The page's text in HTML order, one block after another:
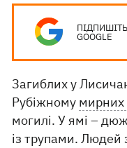
GOOGLE
Загиблих у
Рубіжному мирних
могилі. У ямі –
із трупами. Людей